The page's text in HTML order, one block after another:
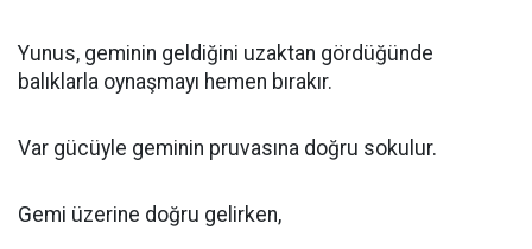
Yunus, geminin geldiğini uzaktan gördüğünde
balıklarla oynaşmayı hemen bırakır.
Var gücüyle geminin pruvasına doğru sokulur.
Gemi üzerine doğru gelirken,